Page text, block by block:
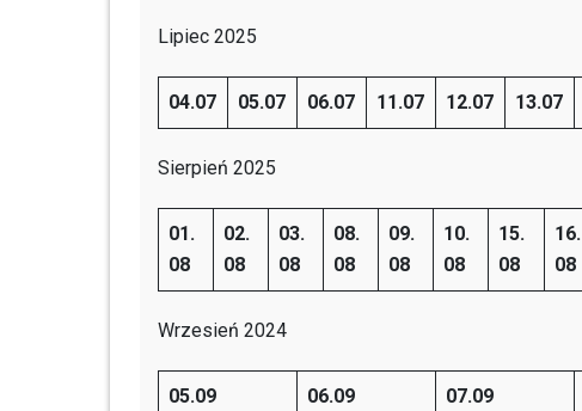
Lipiec 2025
04.07 05.07 06.07 11.07 12.07 13.07
Sierpień 2025
01.
08
02.
08
03.
08
08.
08
09.
08
10.
08
15.
08
16.
08
Wrzesień 2024
05.09 06.09 07.09